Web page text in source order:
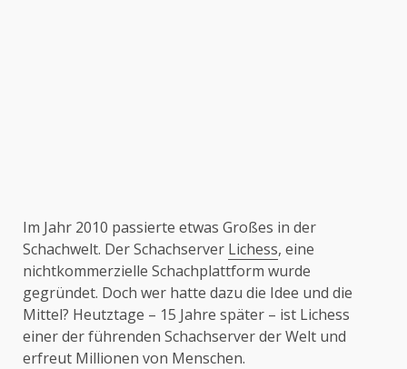
Im Jahr 2010 passierte etwas Großes in der
Schachwelt. Der Schachserver Lichess, eine
nichtkommerzielle Schachplattform wurde
gegründet. Doch wer hatte dazu die Idee und die
Mittel? Heutztage – 15 Jahre später – ist Lichess
einer der führenden Schachserver der Welt und
erfreut Millionen von Menschen.